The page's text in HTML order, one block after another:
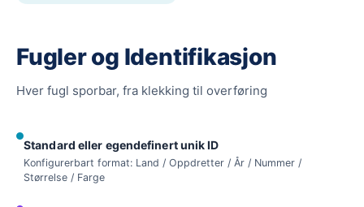
Fugler og Identifikasjon
Hver fugl sporbar, fra klekking til overføring
Standard eller egendefinert unik ID
Konfigurerbart format: Land / Oppdretter / År / Nummer /
Størrelse / Farge